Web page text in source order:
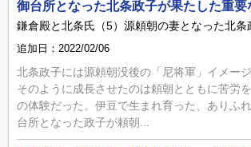
御台所となった北条政子が果たした重要
鎌倉殿と北条氏（5）源頼朝の妻となった北条
追加日：2022/02/06
北条政子には源頼朝没後の「尼将軍」イメー
そのように成長させたのは頼朝とともに苦労
の体験だった。伊豆で生まれ育った、ありふ
台所となった政子が頼朝...